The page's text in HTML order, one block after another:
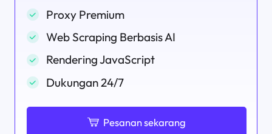
Proxy Premium
Web Scraping Berbasis AI
Rendering JavaScript
Dukungan 24/7
Pesanan sekarang